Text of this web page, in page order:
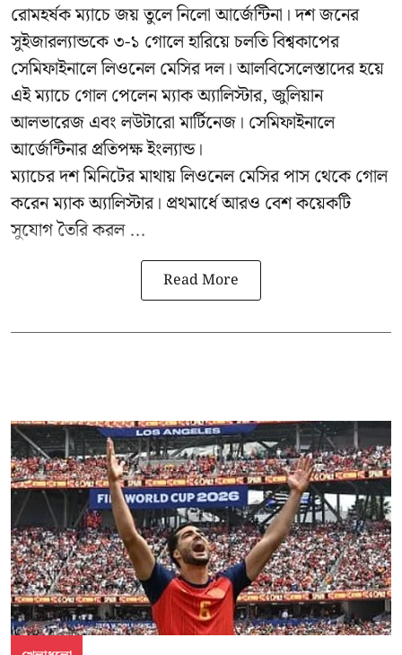
রোমহর্ষক ম্যাচে জয় তুলে নিলো আর্জেন্টিনা। দশ জনের
সুইজারল্যান্ডকে ৩-১ গোলে হারিয়ে চলতি বিশ্বকাপের
সেমিফাইনালে লিওনেল মেসির দল। আলবিসেলেস্তাদের হয়ে
এই ম্যাচে গোল পেলেন ম্যাক অ্যালিস্টার, জুলিয়ান
আলভারেজ এবং লউটারো মার্টিনেজ। সেমিফাইনালে
আর্জেন্টিনার প্রতিপক্ষ ইংল্যান্ড।
ম্যাচের দশ মিনিটের মাথায় লিওনেল মেসির পাস থেকে গোল
করেন ম্যাক অ্যালিস্টার। প্রথমার্ধে আরও বেশ কয়েকটি
সুযোগ তৈরি করল ...
Read More